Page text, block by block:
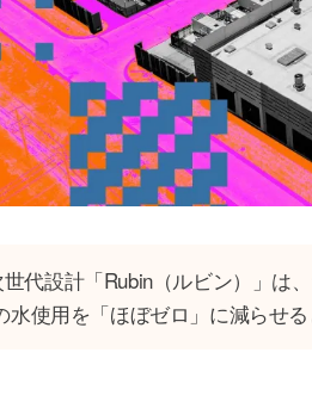
世代設計「Rubin（ルビン）」
水使用を「ほぼゼロ」に減らせる